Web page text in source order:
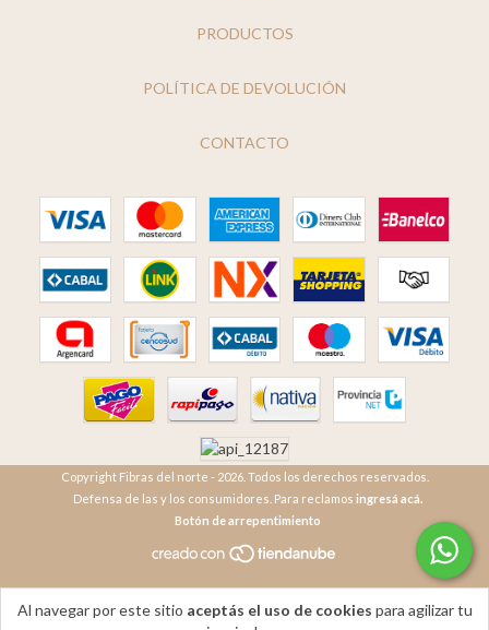
Al navegar por este sitio aceptás el uso de cookies para agilizar tu
PRODUCTOS
POLÍTICA DE DEVOLUCIÓN
CONTACTO
Copyright Fibras del norte - 2026. Todos los derechos reservados.
Defensa de las y los consumidores. Para reclamos ingresá acá.
Botón de arrepentimiento